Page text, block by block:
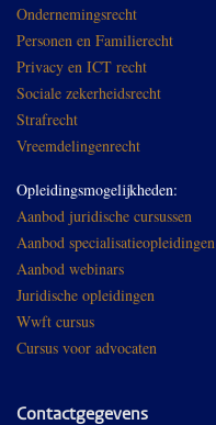
Ondernemingsrecht
Personen en Familierecht
Privacy en ICT recht
Sociale zekerheidsrecht
Strafrecht
Vreemdelingenrecht
Opleidingsmogelijkheden:
Aanbod juridische cursussen
Aanbod specialisatieopleidingen
Aanbod webinars
Juridische opleidingen
Wwft cursus
Cursus voor advocaten
Contactgegevens